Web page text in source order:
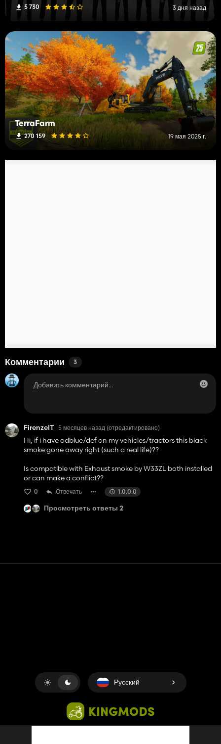
5 730 3 дня назад
TerraFarm
270 159 19 мая 2025 г.
Комментарии 3
FirenzeIT 5 месяцев назад (отредактировано)
Hi, if i have adblue/def on my vehicles/tractors this black
smoke gone away right (such a real life)??
Is compatible with Exhaust smoke by W33ZL both installed
or can make a conflict??
0 Отвечать 1.0.0.0
Просмотреть ответы 2
Русский